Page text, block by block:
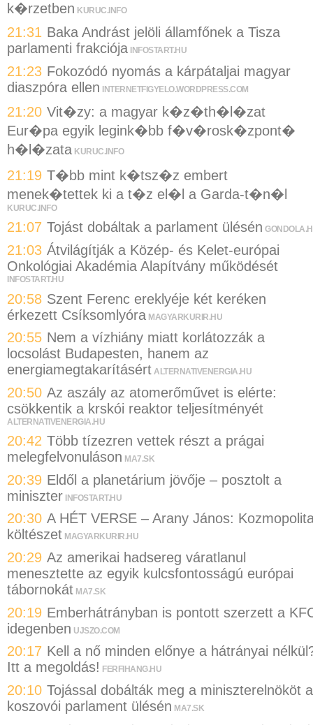
k�rzetben KURUC.INFO
21:31 Baka Andrást jelöli államfőnek a Tisza
parlamenti frakciója INFOSTART.HU
21:23 Fokozódó nyomás a kárpátaljai magyar
diaszpóra ellen INTERNETFIGYELO.WORDPRESS.COM
21:20 Vit�zy: a magyar k�z�th�l�zat
Eur�pa egyik legink�bb f�v�rosk�zpont�
h�l�zata KURUC.INFO
21:19 T�bb mint k�tsz�z embert
menek�tettek ki a t�z el�l a Garda-t�n�l
KURUC.INFO
21:07 Tojást dobáltak a parlament ülésén
21:03 Átvilágítják a Közép- és Kelet-európai
Onkológiai Akadémia Alapítvány működését
INFOSTART.HU
20:58 Szent Ferenc ereklyéje két keréken
érkezett Csíksomlyóra MAGYARKURIR.HU
20:55 Nem a vízhiány miatt korlátozzák a
locsolást Budapesten, hanem az
energiamegtakarításért ALTERNATIVENERGIA.HU
20:50 Az aszály az atomerőművet is elérte:
csökkentik a krskói reaktor teljesítményét
ALTERNATIVENERGIA.HU
20:42 Több tízezren vettek részt a prágai
melegfelvonuláson MA7.SK
20:39 Eldől a planetárium jövője – posztolt a
miniszter INFOSTART.HU
20:30 A HÉT VERSE – Arany János:
költészet MAGYARKURIR.HU
20:29 Az amerikai hadsereg váratlanul
menesztette az egyik kulcsfontosságú európai
tábornokát MA7.SK
20:19 Emberhátrányban is pontott szerzett a
idegenben UJSZO.COM
20:17 Kell a nő minden előnye a hátrányai
Itt a megoldás! FERFIHANG.HU
20:10 Tojással dobálták meg a miniszterelnököt a
koszovói parlament ülésén MA7.SK